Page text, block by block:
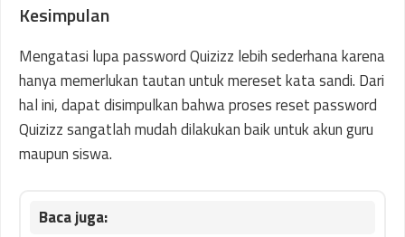
Kesimpulan
Mengatasi lupa password Quizizz lebih sederhana karena
hanya memerlukan tautan untuk mereset kata sandi. Dari
hal ini, dapat disimpulkan bahwa proses reset password
Quizizz sangatlah mudah dilakukan baik untuk akun guru
maupun siswa.